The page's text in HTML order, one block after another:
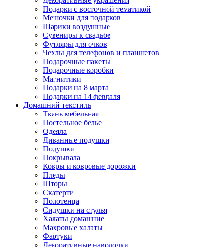
Подарки с восточной тематикой
Мешочки для подарков
Шарики воздушные
Сувениры к свадьбе
Футляры для очков
Чехлы для телефонов и планшетов
Подарочные пакеты
Подарочные коробки
Магнитики
Подарки на 8 марта
Подарки на 14 февраля
Домашний текстиль
Ткань мебельная
Постельное белье
Одеяла
Диванные подушки
Подушки
Покрывала
Ковры и ковровые дорожки
Пледы
Шторы
Скатерти
Полотенца
Сидушки на стулья
Халаты домашние
Махровые халаты
Фартуки
Декоративные наволочки